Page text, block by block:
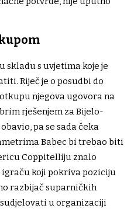
skladu s uvjetima koje je
Riječ je o posudbi do
njegova ugovora na
rješenjem za Bijelo-
pa se sada čeka
Babec bi trebao biti
Coppitelliju znalo
igraču koji pokriva poziciju
razbijač suparničkih
u organizaciji